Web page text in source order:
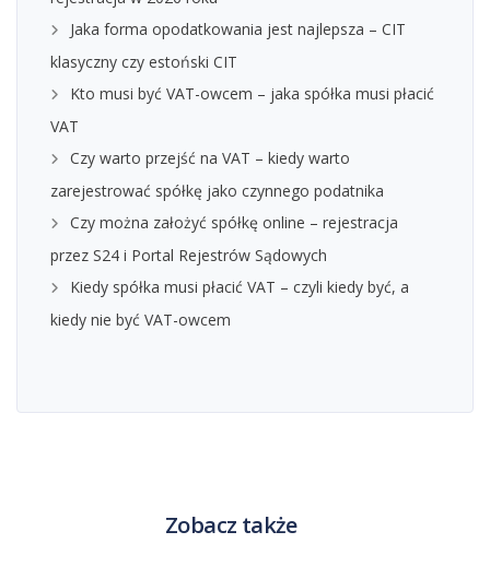
Jaka forma opodatkowania jest najlepsza – CIT
klasyczny czy estoński CIT
Kto musi być VAT-owcem – jaka spółka musi płacić
VAT
Czy warto przejść na VAT – kiedy warto
zarejestrować spółkę jako czynnego podatnika
Czy można założyć spółkę online – rejestracja
przez S24 i Portal Rejestrów Sądowych
Kiedy spółka musi płacić VAT – czyli kiedy być, a
kiedy nie być VAT-owcem
Zobacz także